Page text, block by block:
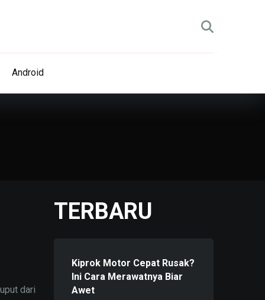
Android
dari
TERBARU
Kiprok Motor Cepat Rusak?
Ini Cara Merawatnya Biar
Awet